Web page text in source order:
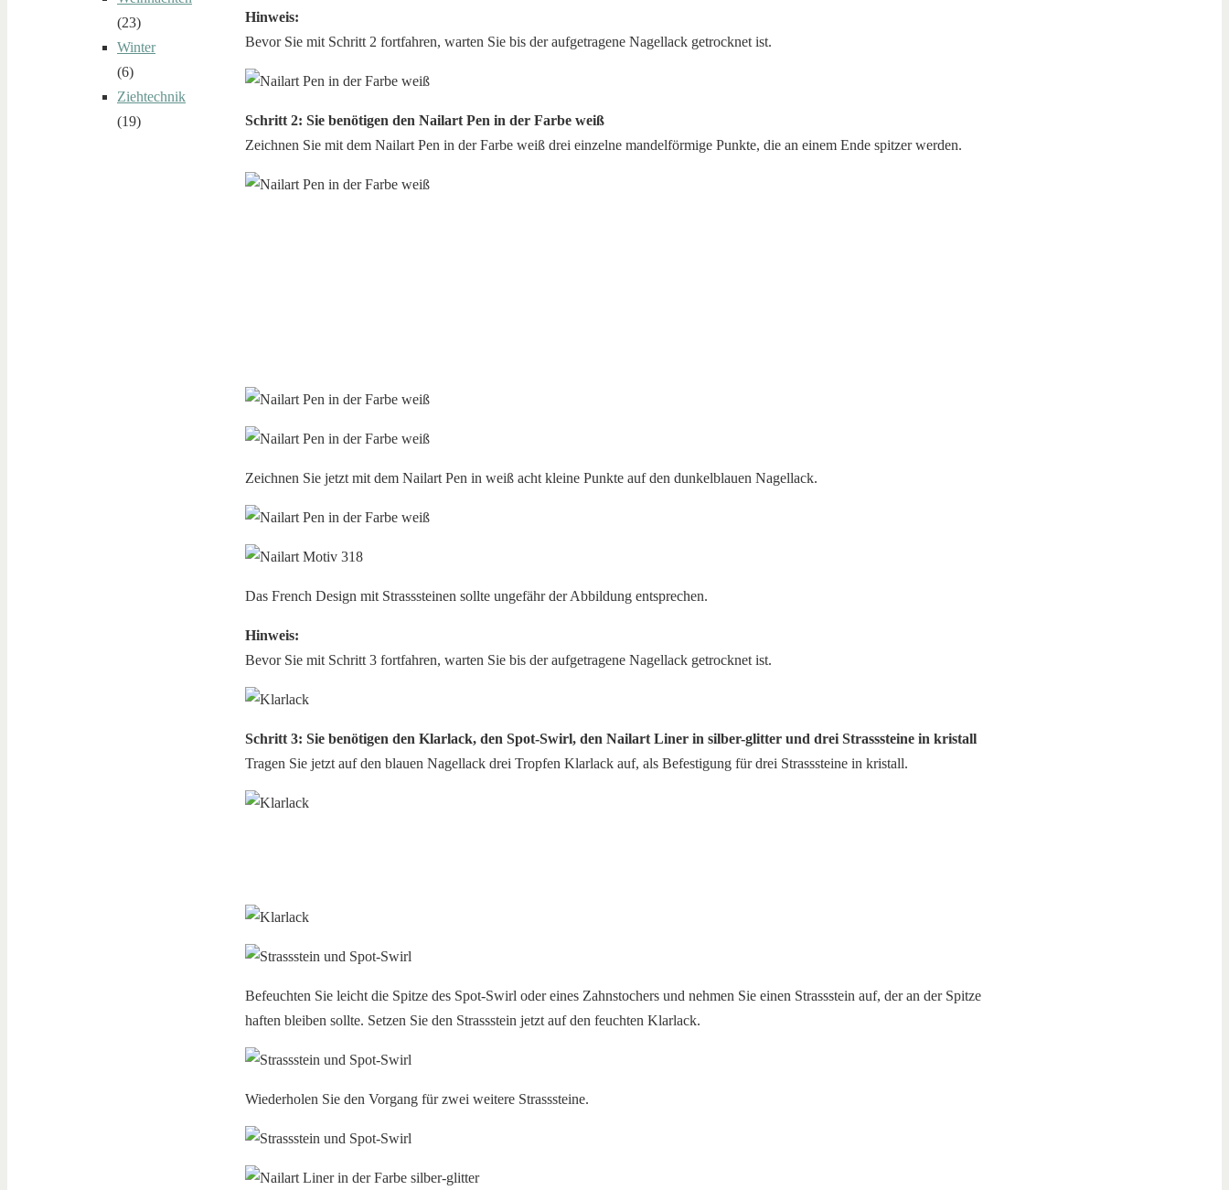
Hinweis:
Bevor Sie mit Schritt 2 fortfahren, warten Sie bis der aufgetragene Nagellack getrocknet ist.
Schritt 2: Sie benötigen den Nailart Pen in der Farbe weiß
Zeichnen Sie mit dem Nailart Pen in der Farbe weiß drei einzelne mandelförmige Punkte, die an einem Ende spitzer werden.
Zeichnen Sie jetzt mit dem Nailart Pen in weiß acht kleine Punkte auf den dunkelblauen Nagellack.
Das French Design mit Strasssteinen sollte ungefähr der Abbildung entsprechen.
Hinweis:
Bevor Sie mit Schritt 3 fortfahren, warten Sie bis der aufgetragene Nagellack getrocknet ist.
Schritt 3: Sie benötigen den Klarlack, den Spot-Swirl, den Nailart Liner in silber-glitter und drei Strasssteine in kristall
Tragen Sie jetzt auf den blauen Nagellack drei Tropfen Klarlack auf, als Befestigung für drei Strasssteine in kristall.
Befeuchten Sie leicht die Spitze des Spot-Swirl oder eines Zahnstochers und nehmen Sie einen Strassstein auf, der an der Spitze
haften bleiben sollte. Setzen Sie den Strassstein jetzt auf den feuchten Klarlack.
Wiederholen Sie den Vorgang für zwei weitere Strasssteine.
(23)
Winter
(6)
Ziehtechnik
(19)